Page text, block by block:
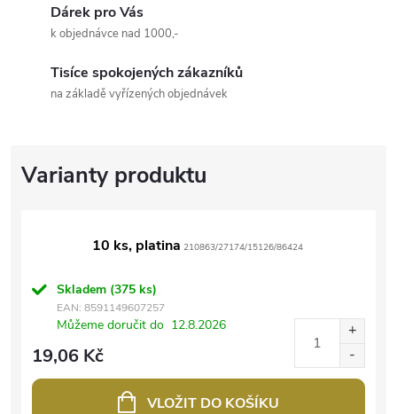
Dárek pro Vás
k objednávce nad 1000,-
Tisíce spokojených zákazníků
na základě vyřízených objednávek
10 ks, platina 210863/27174/15126/86424
Skladem (375 ks)
EAN: 8591149607257
Můžeme doručit do 12.8.2026
19,06 Kč
VLOŽIT DO KOŠÍKU